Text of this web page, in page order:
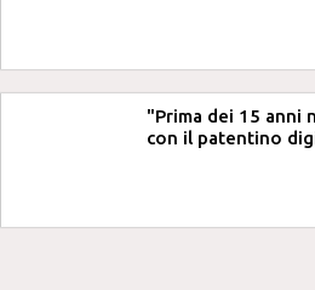
"Prima dei 15 anni
con il patentino